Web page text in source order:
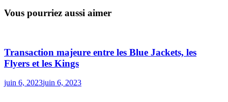
Vous pourriez aussi aimer
Transaction majeure entre les Blue Jackets, les
Flyers et les Kings
juin 6, 2023juin 6, 2023